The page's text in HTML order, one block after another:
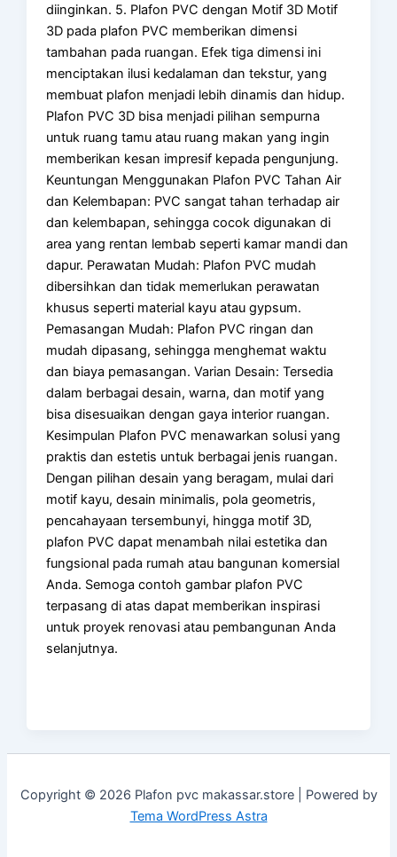
diinginkan. 5. Plafon PVC dengan Motif 3D Motif
3D pada plafon PVC memberikan dimensi
tambahan pada ruangan. Efek tiga dimensi ini
menciptakan ilusi kedalaman dan tekstur, yang
membuat plafon menjadi lebih dinamis dan hidup.
Plafon PVC 3D bisa menjadi pilihan sempurna
untuk ruang tamu atau ruang makan yang ingin
memberikan kesan impresif kepada pengunjung.
Keuntungan Menggunakan Plafon PVC Tahan Air
dan Kelembapan: PVC sangat tahan terhadap air
dan kelembapan, sehingga cocok digunakan di
area yang rentan lembab seperti kamar mandi dan
dapur. Perawatan Mudah: Plafon PVC mudah
dibersihkan dan tidak memerlukan perawatan
khusus seperti material kayu atau gypsum.
Pemasangan Mudah: Plafon PVC ringan dan
mudah dipasang, sehingga menghemat waktu
dan biaya pemasangan. Varian Desain: Tersedia
dalam berbagai desain, warna, dan motif yang
bisa disesuaikan dengan gaya interior ruangan.
Kesimpulan Plafon PVC menawarkan solusi yang
praktis dan estetis untuk berbagai jenis ruangan.
Dengan pilihan desain yang beragam, mulai dari
motif kayu, desain minimalis, pola geometris,
pencahayaan tersembunyi, hingga motif 3D,
plafon PVC dapat menambah nilai estetika dan
fungsional pada rumah atau bangunan komersial
Anda. Semoga contoh gambar plafon PVC
terpasang di atas dapat memberikan inspirasi
untuk proyek renovasi atau pembangunan Anda
selanjutnya.
Copyright © 2026 Plafon pvc makassar.store | Powered by
Tema WordPress Astra